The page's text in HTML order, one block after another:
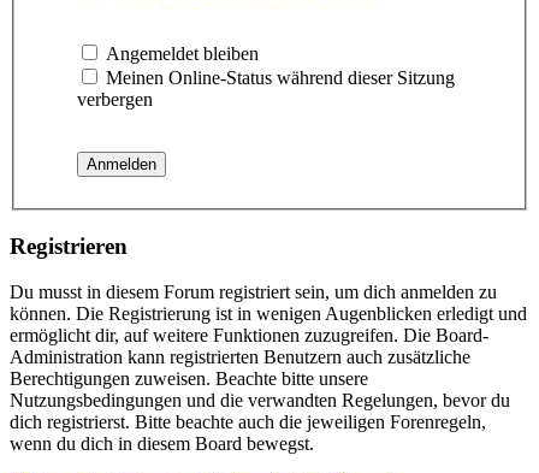
Angemeldet bleiben
Meinen Online-Status während dieser Sitzung
verbergen
Registrieren
Du musst in diesem Forum registriert sein, um dich anmelden zu
können. Die Registrierung ist in wenigen Augenblicken erledigt und
ermöglicht dir, auf weitere Funktionen zuzugreifen. Die Board-
Administration kann registrierten Benutzern auch zusätzliche
Berechtigungen zuweisen. Beachte bitte unsere
Nutzungsbedingungen und die verwandten Regelungen, bevor du
dich registrierst. Bitte beachte auch die jeweiligen Forenregeln,
wenn du dich in diesem Board bewegst.